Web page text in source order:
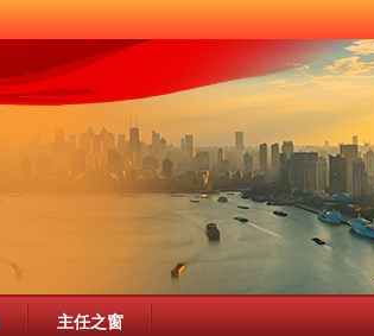
主任之窗